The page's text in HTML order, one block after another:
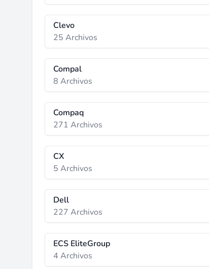
Clevo
25 Archivos
Compal
8 Archivos
Compaq
271 Archivos
CX
5 Archivos
Dell
227 Archivos
ECS EliteGroup
4 Archivos